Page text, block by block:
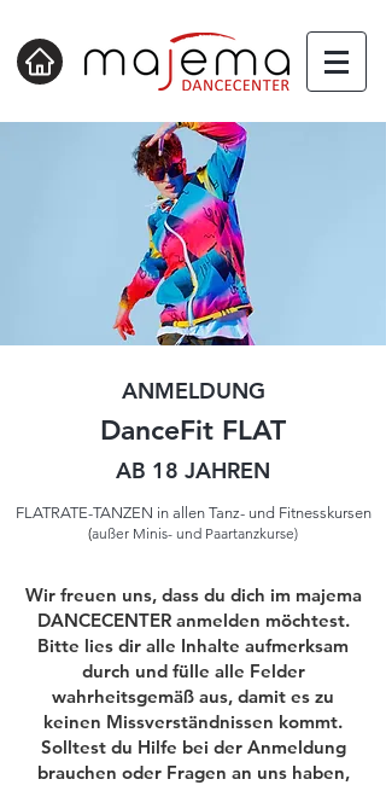
ANMELDUNG
DanceFit FLAT
AB 18 JAHREN
FLATRATE-TANZEN in allen Tanz- und Fitnesskursen
(außer Minis- und Paartanzkurse)
Wir freuen uns, dass du dich im majema
DANCECENTER anmelden möchtest.
Bitte lies dir alle Inhalte aufmerksam
durch und fülle alle Felder
wahrheitsgemäß aus, damit es zu
keinen Missverständnissen kommt.
Solltest du Hilfe bei der Anmeldung
brauchen oder Fragen an uns haben,